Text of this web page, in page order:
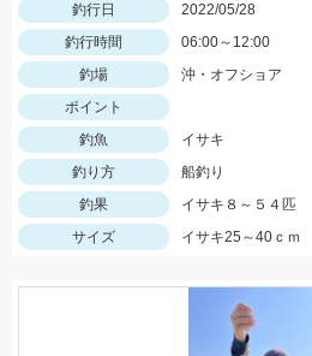
釣行日
2022/05/28
釣行時間
06:00～12:00
釣場
沖・オフショア
ポイント
釣魚
イサキ
釣り方
船釣り
釣果
イサキ８～５４匹
サイズ
イサキ25～40ｃｍ